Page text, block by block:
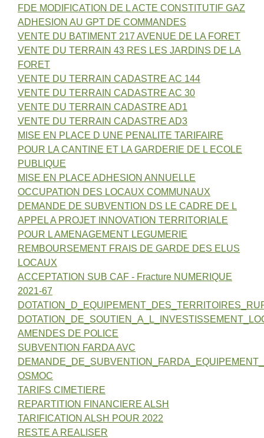
FDE MODIFICATION DE L ACTE CONSTITUTIF GAZ
ADHESION AU GPT DE COMMANDES
VENTE DU BATIMENT 217 AVENUE DE LA FORET
VENTE DU TERRAIN 43 RES LES JARDINS DE LA
FORET
VENTE DU TERRAIN CADASTRE AC 144
VENTE DU TERRAIN CADASTRE AC 30
VENTE DU TERRAIN CADASTRE AD1
VENTE DU TERRAIN CADASTRE AD3
MISE EN PLACE D UNE PENALITE TARIFAIRE
POUR LA CANTINE ET LA GARDERIE DE L ECOLE
PUBLIQUE
MISE EN PLACE ADHESION ANNUELLE
OCCUPATION DES LOCAUX COMMUNAUX
DEMANDE DE SUBVENTION DS LE CADRE DE L
APPEL A PROJET INNOVATION TERRITORIALE
POUR L AMENAGEMENT LEGUMERIE
REMBOURSEMENT FRAIS DE GARDE DES ELUS
LOCAUX
ACCEPTATION SUB CAF - Fracture NUMERIQUE
2021-67
AMENDES DE POLICE
SUBVENTION FARDA AVC
OSMOC
TARIFS CIMETIERE
REPARTITION FINANCIERE ALSH
TARIFICATION ALSH POUR 2022
RESTE A REALISER